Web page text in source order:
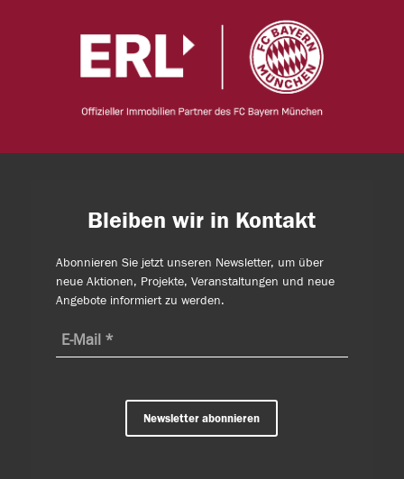
Bleiben wir in Kontakt
Abonnieren Sie jetzt unseren Newsletter, um über
neue Aktionen, Projekte, Veranstaltungen und neue
Angebote informiert zu werden.
Newsletter abonnieren